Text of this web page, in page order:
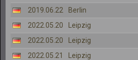
2019.06.22
Berlin
2022.05.20
Leipzig
2022.05.20
Leipzig
2022.05.21
Leipzig